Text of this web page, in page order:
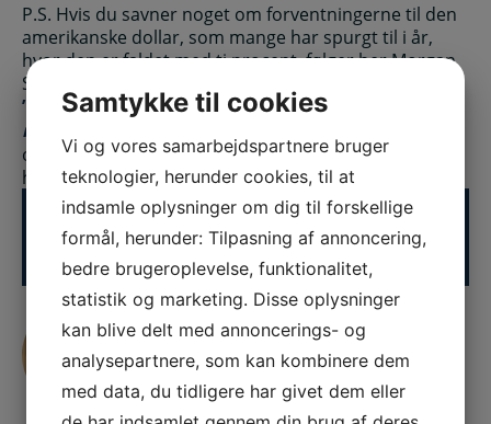
P.S. Hvis du savner noget om forventningerne til den
amerikanske dollar, som mange har spurgt til i år,
hvor den er faldet med ti procent, følger her Morgan
Stanleys Key Takeaway fra rapporten øverst:
”
The U.S. dollar could weaken early in 2026 but
rebound in the second half.
oversætte budskabet, som vist kan kaldes en
helgardering med nytårslivrem og juleseler!
Del denne historie, Vælg din platform!
Jesper Dall,
partner i Assure
Samtykke til cookies
Vi og vores samarbejdspartnere bruger
teknologier, herunder cookies, til at
indsamle oplysninger om dig til forskellige
formål, herunder: Tilpasning af annoncering,
bedre brugeroplevelse, funktionalitet,
statistik og marketing. Disse oplysninger
kan blive delt med annoncerings- og
analysepartnere, som kan kombinere dem
med data, du tidligere har givet dem eller